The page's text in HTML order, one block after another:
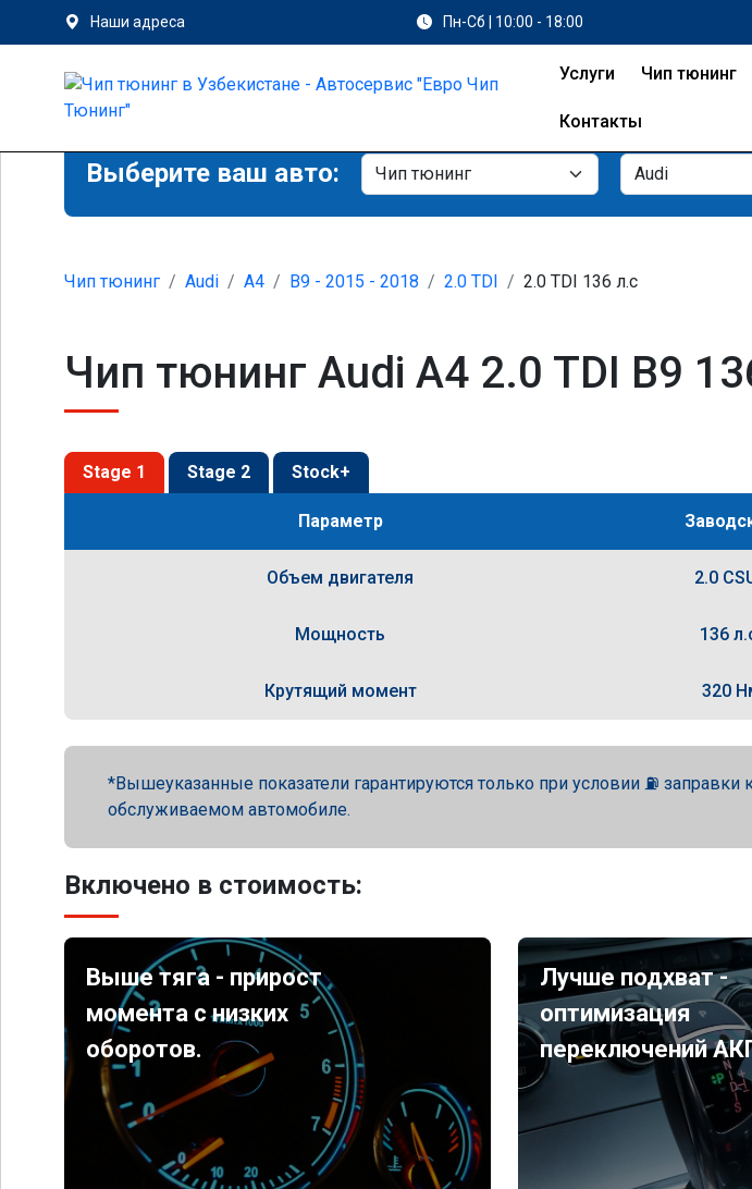
Наши адреса Пн-Сб | 10:00 - 18:00
Услуги Чип тюнинг
Контакты
Выберите ваш авто:
Чип тюнинг Audi A4 B9 - 2015 - 2018 2.0 TDI 2.0 TDI 136 л.с
Чип тюнинг Audi A4 2.0 TDI B9
Stage 1 Stage 2 Stock+
Параметр
Объем двигателя 2.0
Мощность 136
Крутящий момент 320
Вышеуказанные показатели гарантируются только при условии ⛽
обслуживаемом автомобиле.
Включено в стоимость:
Выше тяга - прирост
момента с низких
оборотов.
Лучше подхват -
оптимизация
переключений